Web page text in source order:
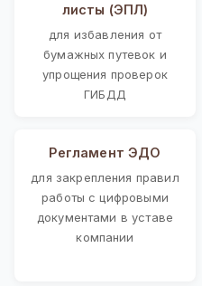
листы (ЭПЛ)
для избавления от
бумажных путевок и
упрощения проверок
ГИБДД
Регламент ЭДО
для закрепления правил
работы с цифровыми
документами в уставе
компании